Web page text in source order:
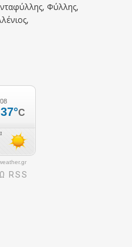
Φύλλης,
RSS